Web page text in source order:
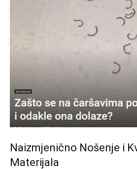
Naizmjenično Nošenje i
Materijala